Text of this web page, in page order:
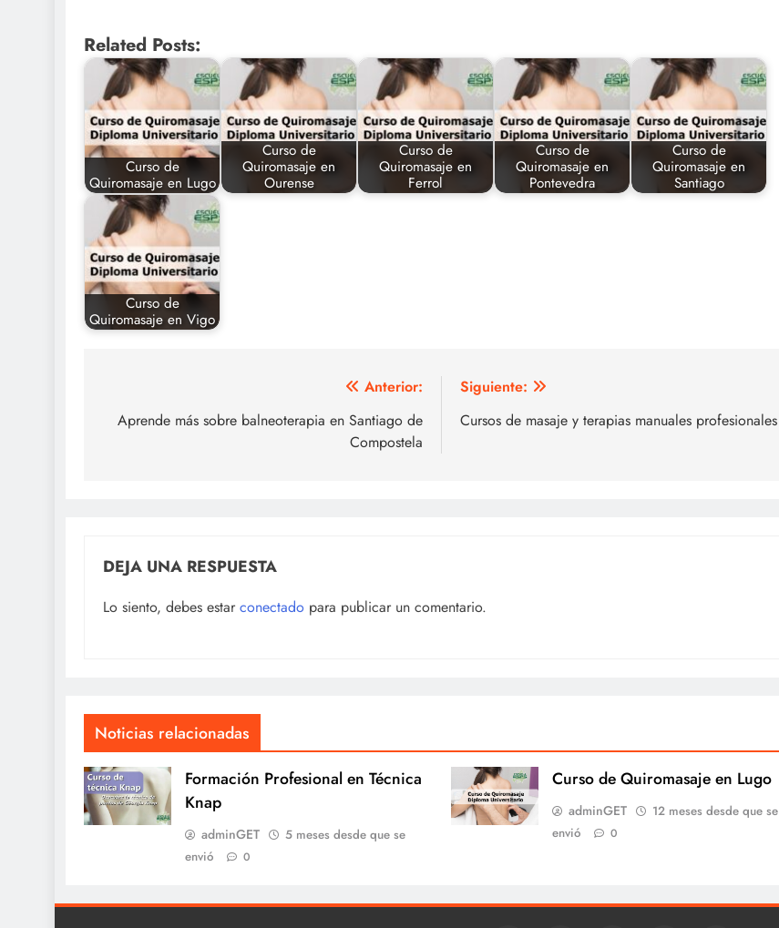
Related Posts:
Curso de
Quiromasaje en Lugo
Curso de
Quiromasaje en
Ourense
Curso de
Quiromasaje en
Ferrol
Curso de
Quiromasaje en
Pontevedra
Curso de
Quiromasaje en
Santiago
Curso de
Quiromasaje en Vigo
de
Anterior:
Aprende más sobre balneoterapia en Santiago de
Compostela
Siguiente:
Cursos de masaje y terapias manuales profesionales
DEJA UNA RESPUESTA
Lo siento, debes estar conectado para publicar un comentario.
Noticias relacionadas
Formación Profesional en Técnica
Knap
adminGET
5 meses desde que se
envió
0
Curso de Quiromasaje en Lugo
adminGET
12 meses desde que se
envió
0